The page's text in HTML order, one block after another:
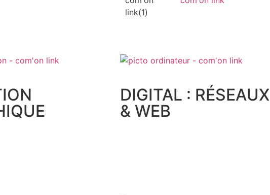
DIGITAL : RÉSEAUX
& WEB